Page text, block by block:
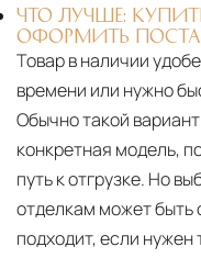
ЧТО ЛУЧШЕ:
ОФОРМИТЬ
Товар в наличии
времени или нужно
Обычно такой
конкретная модель,
путь к отгрузке. Но
отделкам может быть
подходит, если нужен